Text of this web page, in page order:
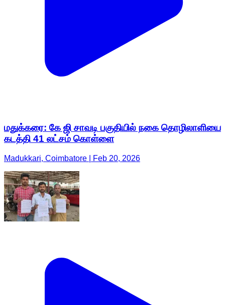
மதுக்கரை: கே ஜி சாவடி பகுதியில் நகை தொழிலாளியை
கடத்தி 41 லட்சம் கொள்ளை
Madukkari, Coimbatore | Feb 20, 2026